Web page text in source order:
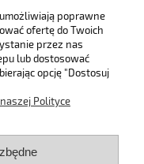
poprawne
ofertę do Twoich
przez nas
lub dostosować
opcję "Dostosuj
Polityce